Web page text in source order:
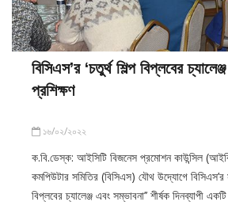
বিসিএস’র ‘চতুর্থ শিল্প বিপ্লবের
১৬/০২/২০২২
ক.বি.ডেস্ক: আইসিটি বিজনেস প্রমোশন কাউন্সিল
কমপিউটার সমিতির (বিসিএস) যৌথ উদ্যোগে বিসিএস’র